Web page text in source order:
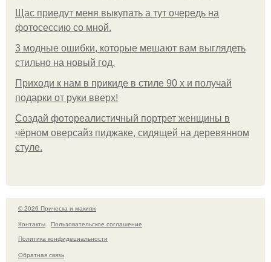
Щас приедут меня выкупать а тут очередь на
фотосессию со мной.
3 модные ошибки, которые мешают вам выглядеть
стильно на новый год.
Приходи к нам в прикиде в стиле 90 х и получай
подарки от руки вверх!
Создай фотореалистичный портрет женщины в
чёрном оверсайз пиджаке, сидящей на деревянном
стуле.
© 2026 Прическа и макияж
Контакты
Пользовательское соглашение
Политика конфидециальности
Обратная связь